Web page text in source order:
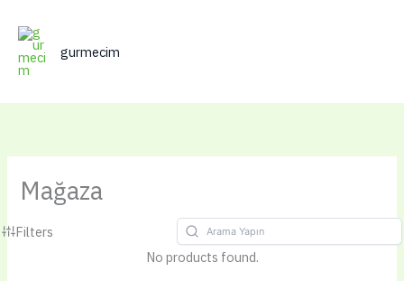
atla
gurmecim
Mağaza
Filters
No products found.